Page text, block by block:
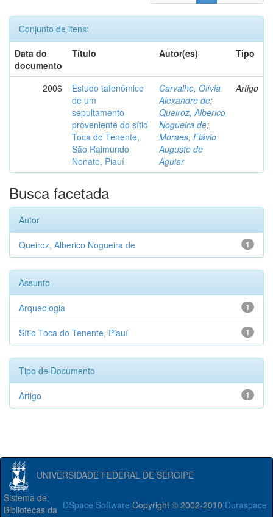
Conjunto de itens:
Data do
documento
Título Autor(es) Tipo
2006
Estudo tafonômico
de um
sepultamento
proveniente do sítio
Toca do Tenente,
São Raimundo
Nonato, Piauí
Carvalho, Olívia
Alexandre de;
Queiroz, Alberico
Nogueira de;
Moraes, Flávio
Augusto de
Aguiar
Artigo
Busca facetada
Autor
1
Queiroz, Alberico Nogueira de
Assunto
1
Arqueologia
1
Sítio Toca do Tenente, Piauí
Tipo de Documento
1
Artigo
UNIVERSIDADE FEDERAL DE SERGIPE
DSpace Software Copyright © 2002-2010 Duraspace
Sistema de
Bibliotecas da